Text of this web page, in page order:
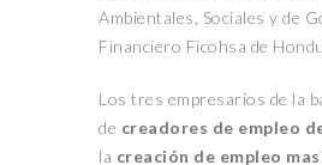
Ambientales, Sociales y de
Financiero Ficohsa de
Los tres empresarios de la
de creadores de empleo
la creación de empleo